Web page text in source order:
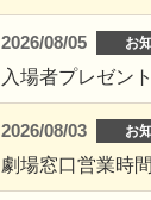
2026/08/05 お
入場者プレゼン
2026/08/03 お
劇場窓口営業時